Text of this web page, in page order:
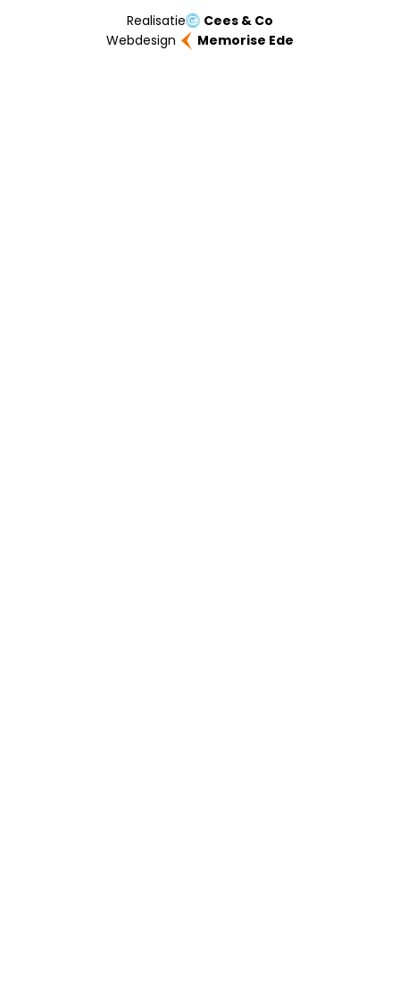
Realisatie
Cees & Co
Webdesign
Memorise Ede